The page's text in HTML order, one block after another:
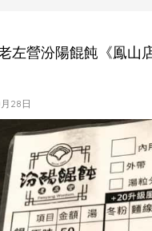
左營汾陽餛飩《鳯山
28日